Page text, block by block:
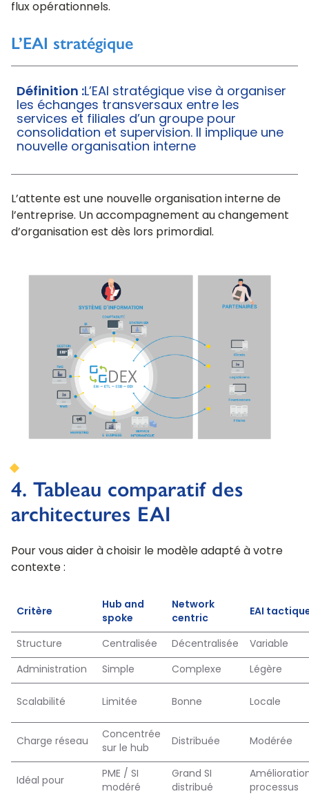
flux opérationnels.
L’EAI stratégique
Définition :L’EAI stratégique vise à organiser
les échanges transversaux entre les
services et filiales d’un groupe pour
consolidation et supervision. Il implique une
nouvelle organisation interne
L’attente est une nouvelle organisation interne de
l’entreprise. Un accompagnement au changement
d’organisation est dès lors primordial.
4. Tableau comparatif des
architectures EAI
Pour vous aider à choisir le modèle adapté à votre
contexte :
Critère
Hub and
spoke
Network
centric
EAI
Structure Centralisée Décentralisée Variable
Administration Simple Complexe Légère
Scalabilité Limitée Bonne Locale
Charge réseau
Concentrée
sur le hub
Distribuée Modérée
Idéal pour
PME / SI
modéré
Grand SI
distribué
processus